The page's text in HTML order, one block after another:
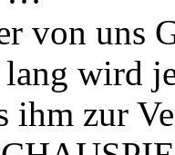
von uns
wird
ihm zur